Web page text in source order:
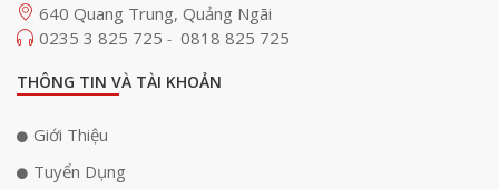
640 Quang Trung, Quảng Ngãi
0235 3 825 725 - 0818 825 725
THÔNG TIN VÀ TÀI KHOẢN
Giới Thiệu
Tuyển Dụng